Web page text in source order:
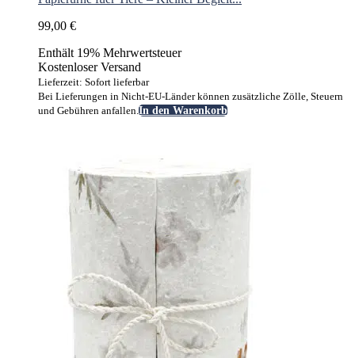
99,00 €
Enthält 19% Mehrwertsteuer
Kostenloser Versand
Lieferzeit: Sofort lieferbar
Bei Lieferungen in Nicht-EU-Länder können zusätzliche Zölle, Steuern
und Gebühren anfallen.In den Warenkorb